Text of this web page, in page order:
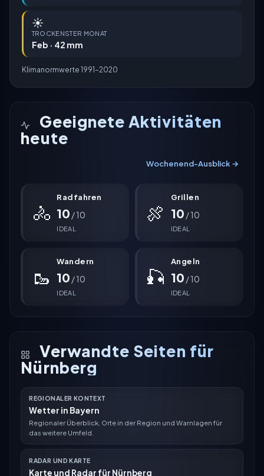
☀️
TROCKENSTER MONAT
Feb · 42 mm
Klimanormwerte 1991–2020
Geeignete Aktivitäten
heute
Wochenend-Ausblick →
🚴
Radfahren
10 / 10
IDEAL
🍖
Grillen
10 / 10
IDEAL
🥾
Wandern
10 / 10
IDEAL
🎣
Angeln
10 / 10
IDEAL
Verwandte Seiten für
Nürnberg
REGIONALER KONTEXT
Wetter in Bayern
Regionaler Überblick, Orte in der Region und Warnlagen für
das weitere Umfeld.
RADAR UND KARTE
Karte und Radar für Nürnberg